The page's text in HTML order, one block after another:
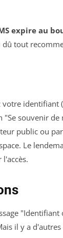
expire au
tout
votre identifiant
"Se souvenir
public ou
Le
"Identifiant
il y a